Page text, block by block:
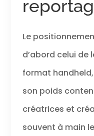
Le
d’abord celui de
format handheld,
son poids
créatrices et
souvent à main